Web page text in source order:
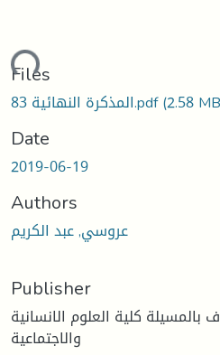
Files
المذكرة النهائية 83.pdf(2.58
Date
2019-06-19
Authors
عروسي, عبد الكريم
Publisher
كلية العلوم الانسانية
والاجتماعية